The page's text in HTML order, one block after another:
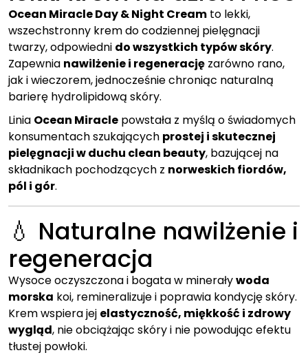
Ocean Miracle Day & Night Cream to lekki,
wszechstronny krem do codziennej pielęgnacji
twarzy, odpowiedni do wszystkich typów skóry.
Zapewnia nawilżenie i regenerację zarówno rano,
jak i wieczorem, jednocześnie chroniąc naturalną
barierę hydrolipidową skóry.
Linia Ocean Miracle powstała z myślą o świadomych
konsumentach szukających prostej i skutecznej
pielęgnacji w duchu clean beauty, bazującej na
składnikach pochodzących z norweskich fiordów,
pól i gór.
💧 Naturalne nawilżenie i
regeneracja
Wysoce oczyszczona i bogata w mineraływoda
morska koi, remineralizuje i poprawia kondycję skóry.
Krem wspiera jej elastyczność, miękkość i zdrowy
wygląd, nie obciążając skóry i nie powodując efektu
tłustej powłoki.